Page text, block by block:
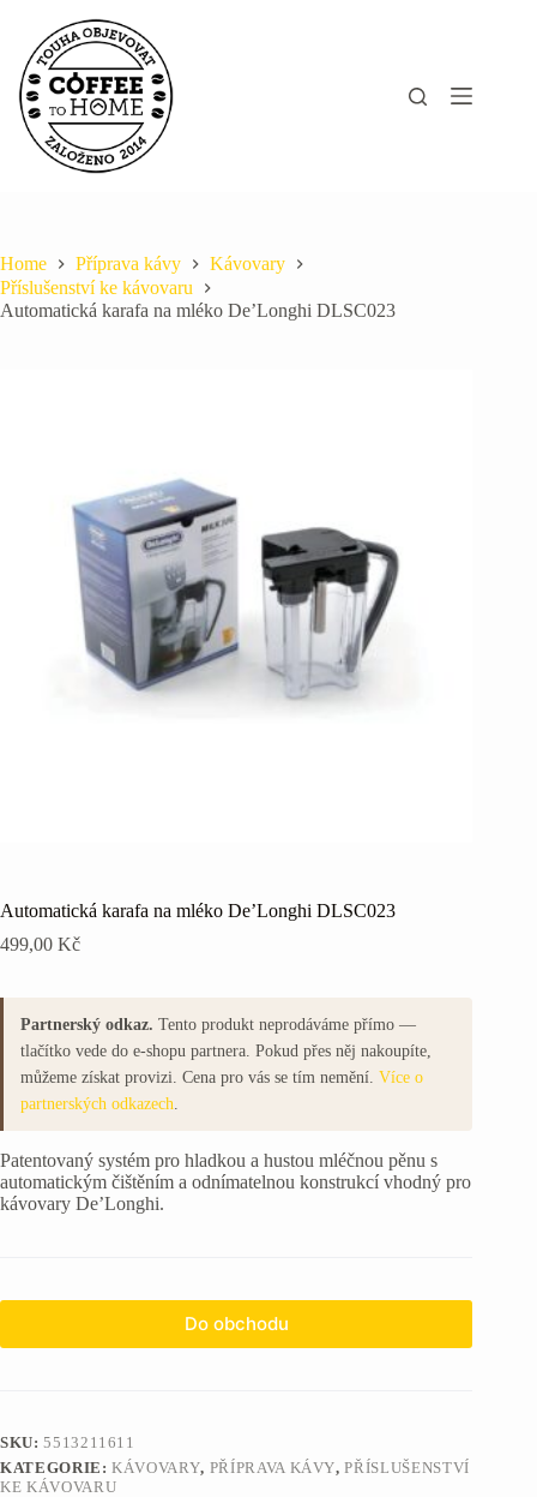
content
Home Příprava kávy
Kávovary
Příslušenství ke kávovaru
Automatická karafa na mléko De’Longhi DLSC023
Automatická karafa na mléko De’Longhi DLSC023
499,00 Kč
Partnerský odkaz. Tento produkt neprodáváme přímo —
tlačítko vede do e-shopu partnera. Pokud přes něj nakoupíte,
můžeme získat provizi. Cena pro vás se tím nemění.Více o
partnerských odkazech.
Patentovaný systém pro hladkou a hustou mléčnou pěnu s
automatickým čištěním a odnímatelnou konstrukcí vhodný pro
kávovary De’Longhi.
Do obchodu
SKU:5513211611
KATEGORIE:KÁVOVARY, PŘÍPRAVA KÁVY,PŘÍSLUŠENSTVÍ
KE KÁVOVARU